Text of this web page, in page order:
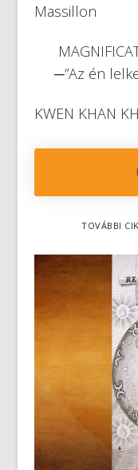
Massillon
─”Az én
KWEN KHAN
TOVÁBBI